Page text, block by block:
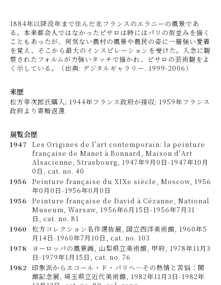
1884年以降没年まで住んだ北フランスのエラニーの風景であ
る。本来都会人ではなかったピサロは時にはパリの街並みを描く
こともあったが、何気ない農村の風景や農民の姿に一層強い愛着
を覚え、そこから最大のインスピレーションを受けた。入念に観
察されたフォルムが力強いタッチで描かれ、ピサロの芸術観をよ
く示している。（出典: デジタルギャラリー. 1999-2006）
来歴
松方幸次郎氏購入; 1944年フランス政府が接収; 1959年フランス
政府より寄贈返還.
展覧会歴
1947
Les Origines de l'art contemporain: la peinture
française de Manet à Bonnard, Maison d'Art
Alsacienne, Strasbourg, 1947年9月0日-1947年10月
0日, cat. no. 40
1956
Peinture française du XIXe siècle, Moscow, 1956
年0月0日-1956年0月0日
1956
Peinture française de David à Cézanne, National
Museum, Warsaw, 1956年6月15日-1956年7月31
日, cat. no. 81
1960
松方コレクション名作選抜展, 国立西洋美術館, 1960年5
月14日-1960年7月10日, cat. no. 103
1978
ヨーロッパの風景画, 山梨県立美術館, 甲府, 1978年11月3
日-1979年1月15日, cat. no. 76
1982
印象派からエコール・ド・パリへ―その熱情と苦悩：開
館記念展, 埼玉県立近代美術館, 1982年11月3日-1982年